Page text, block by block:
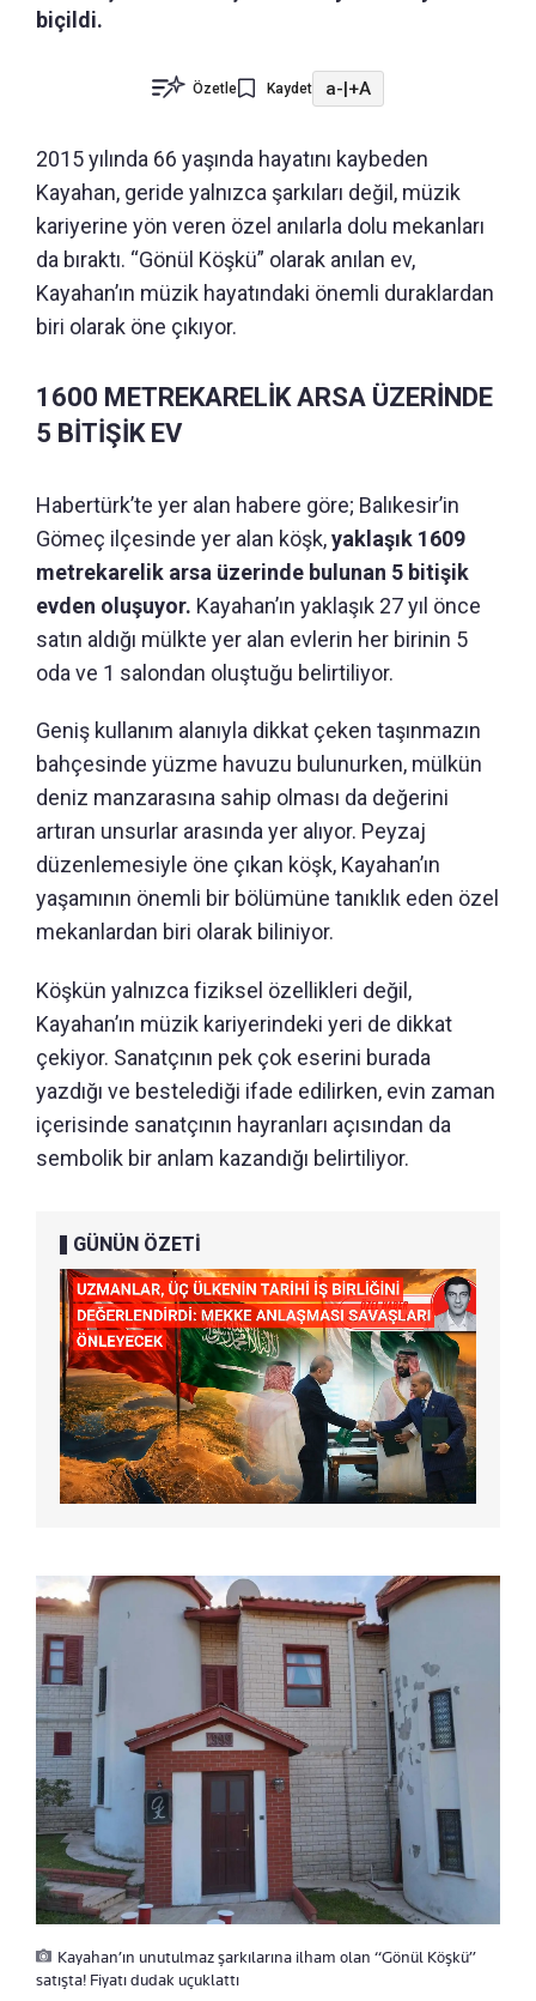
biçildi.
Özetle Kaydet a-|+A
2015 yılında 66 yaşında hayatını kaybeden
Kayahan, geride yalnızca şarkıları değil, müzik
kariyerine yön veren özel anılarla dolu mekanları
da bıraktı. “Gönül Köşkü” olarak anılan ev,
Kayahan’ın müzik hayatındaki önemli duraklardan
biri olarak öne çıkıyor.
1600 METREKARELİK ARSA ÜZERİNDE
5 BİTİŞİK EV
Habertürk’te yer alan habere göre; Balıkesir’in
Gömeç ilçesinde yer alan köşk,yaklaşık 1609
metrekarelik arsa üzerinde bulunan 5 bitişik
evden oluşuyor. Kayahan’ın yaklaşık 27 yıl önce
satın aldığı mülkte yer alan evlerin her birinin 5
oda ve 1 salondan oluştuğu belirtiliyor.
Geniş kullanım alanıyla dikkat çeken taşınmazın
bahçesinde yüzme havuzu bulunurken, mülkün
deniz manzarasına sahip olması da değerini
artıran unsurlar arasında yer alıyor. Peyzaj
düzenlemesiyle öne çıkan köşk, Kayahan’ın
yaşamının önemli bir bölümüne tanıklık eden özel
mekanlardan biri olarak biliniyor.
Köşkün yalnızca fiziksel özellikleri değil,
Kayahan’ın müzik kariyerindeki yeri de dikkat
çekiyor. Sanatçının pek çok eserini burada
yazdığı ve bestelediği ifade edilirken, evin zaman
içerisinde sanatçının hayranları açısından da
sembolik bir anlam kazandığı belirtiliyor.
GÜNÜN ÖZETİ
Kayahan’ın unutulmaz şarkılarına ilham olan “Gönül Köşkü”
satışta! Fiyatı dudak uçuklattı